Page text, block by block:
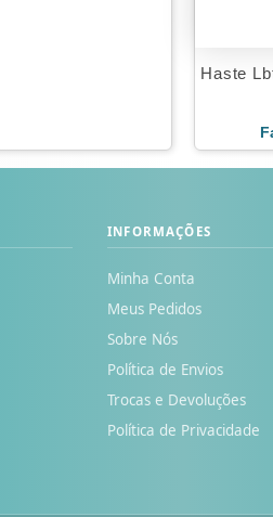
Haste
INFORMAÇÕES
Minha Conta
Meus Pedidos
Sobre Nós
Política de Envios
Trocas e Devoluções
Política de Privacidade